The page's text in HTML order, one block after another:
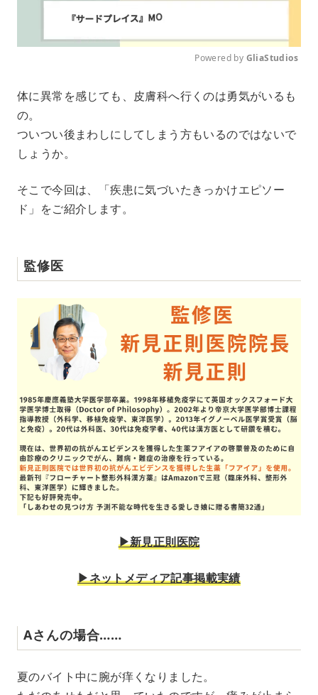
u
e
Powered by GliaStudios
体に異常を感じても、皮膚科へ行くのは勇気がいるも
の。
ついつい後まわしにしてしまう方もいるのではないで
しょうか。
そこで今回は、「疾患に気づいたきっかけエピソー
ド」をご紹介します。
監修医
▶︎新見正則医院
▶︎ネットメディア記事掲載実績
Aさんの場合……
夏のバイト中に腕が痒くなりました。